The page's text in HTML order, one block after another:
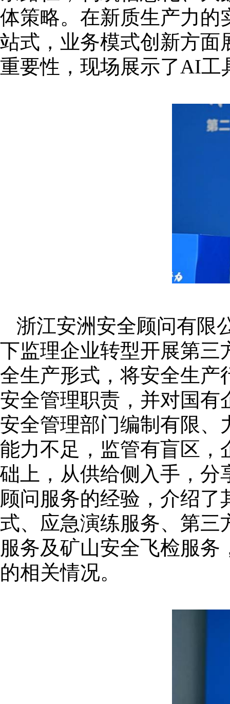
体策略。在新质生产力的
站式，业务模式创新方面
重要性，现场展示了AI工
浙江安洲安全顾问有限
下监理企业转型开展第三
全生产形式，将安全生产
安全管理职责，并对国有
安全管理部门编制有限、
能力不足，监管有盲区，
础上，从供给侧入手，分
顾问服务的经验，介绍
式、应急演练服务、第三
服务及矿山安全飞检服
的相关情况。